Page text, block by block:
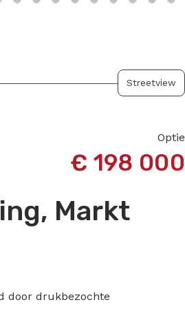
Markt
optie
€ 198 000
Streetview
door drukbezochte